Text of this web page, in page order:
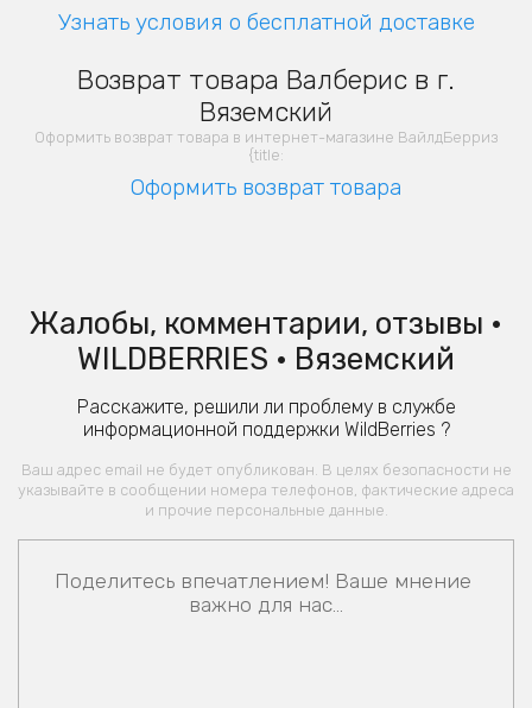
Узнать условия о бесплатной доставке
Возврат товара Валберис в г.
Вяземский
Оформить возврат товара в интернет-магазине ВайлдБерриз
{title:
Оформить возврат товара
Жалобы, комментарии, отзывы •
WILDBERRIES • Вяземский
Расскажите, решили ли проблему в службе
информационной поддержки WildBerries ?
Ваш адрес email не будет опубликован. В целях безопасности не
указывайте в сообщении номера телефонов, фактические адреса
и прочие персональные данные.